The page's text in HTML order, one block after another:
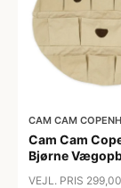
CAM CAM
Cam Cam
Bjørne
VEJL. PRIS